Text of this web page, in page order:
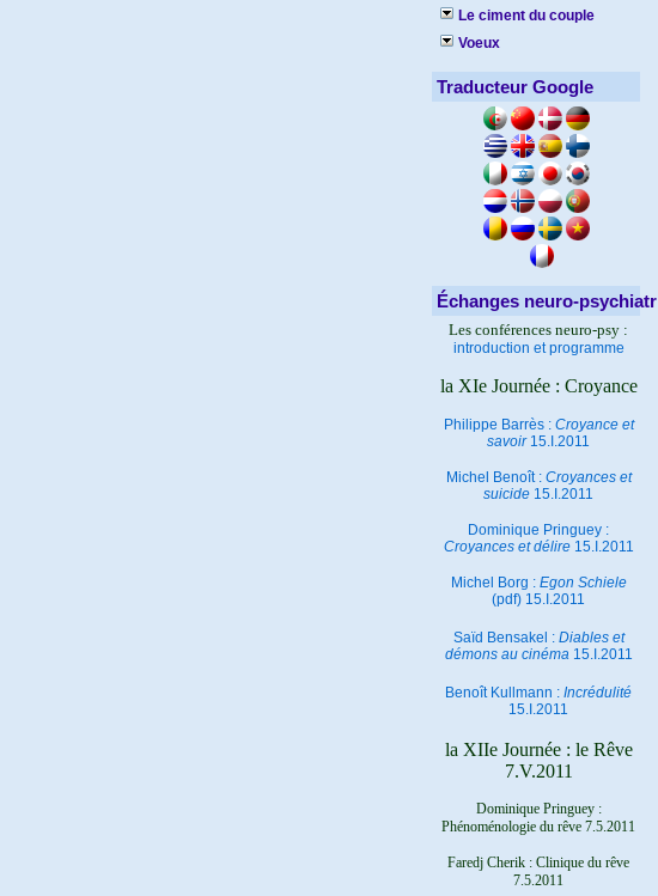
Le ciment du couple
Voeux
Traducteur Google
Échanges neuro-
Les conférences neuro-psy :
introduction et programme
la XIe Journée : Croyance
Philippe Barrès : Croyance et
savoir15.I.2011
Michel Benoît : Croyances et
suicide 15.I.2011
Dominique Pringuey :
Croyances et délire15.I.2011
Michel Borg : Egon Schiele
(pdf) 15.I.2011
Saïd Bensakel : Diables et
démons au cinéma 15.I.2011
Benoît Kullmann : Incrédulité
15.I.2011
la XIIe Journée : le Rêve
7.V.2011
Dominique Pringuey :
Phénoménologie du rêve 7.5.2011
Faredj Cherik : Clinique du rêve
7.5.2011